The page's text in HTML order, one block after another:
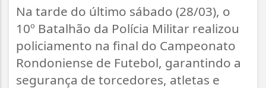
Na tarde do último sábado (28/03), o
10º Batalhão da Polícia Militar realizou
policiamento na final do Campeonato
Rondoniense de Futebol, garantindo a
segurança de torcedores, atletas e